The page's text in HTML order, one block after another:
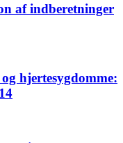
af indberetninger
hjertesygdomme: